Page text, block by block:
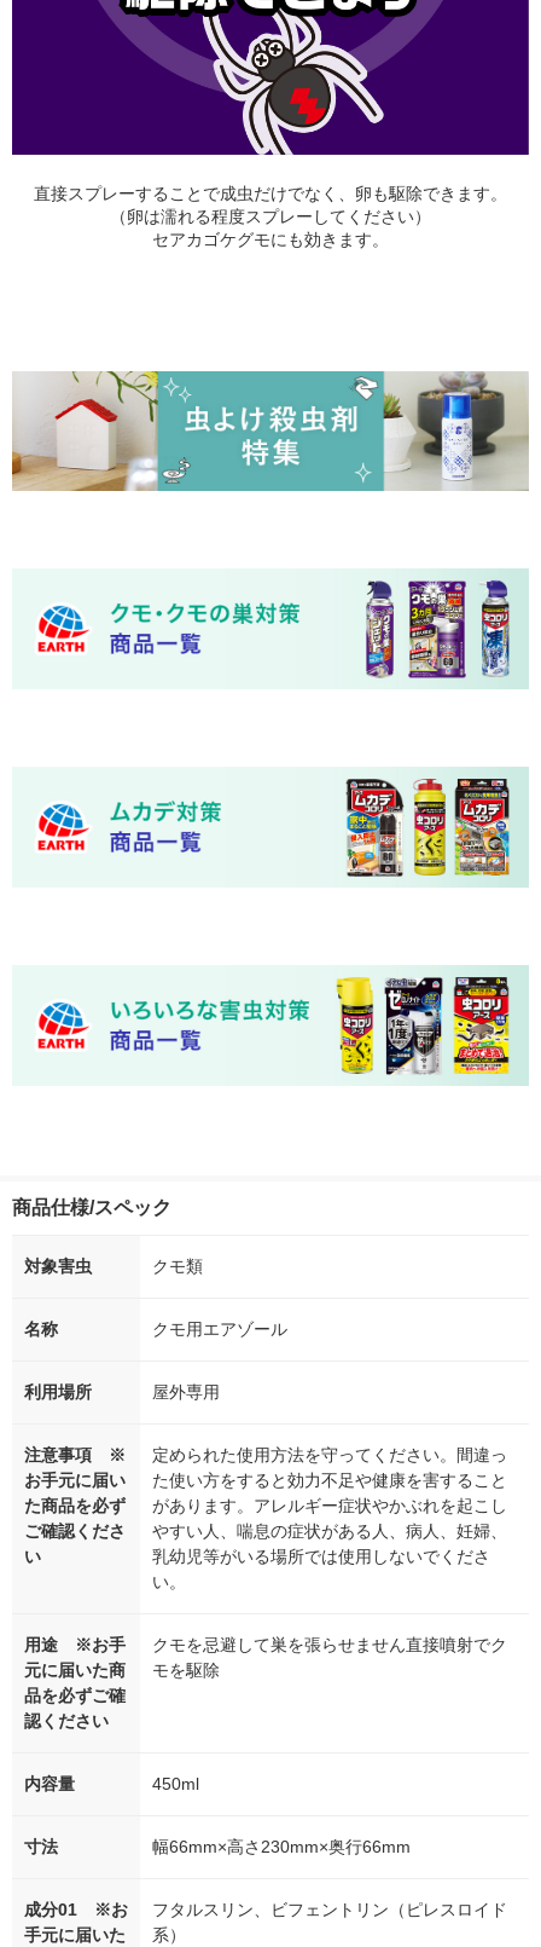
直接スプレーすることで成虫だけでなく、卵も駆除できます。
（卵は濡れる程度スプレーしてください）
セアカゴケグモにも効きます。
商品仕様/スペック
対象害虫 クモ類
名称 クモ用エアゾール
利用場所 屋外専用
注意事項 ※
お手元に届い
た商品を必ず
ご確認くださ
い
定められた使用方法を守ってください。間違っ
た使い方をすると効力不足や健康を害すること
があります。アレルギー症状やかぶれを起こし
やすい人、喘息の症状がある人、病人、妊婦、
乳幼児等がいる場所では使用しないでくださ
い。
用途 ※お手
元に届いた商
品を必ずご確
認ください
クモを忌避して巣を張らせません直接噴射でク
モを駆除
内容量 450ml
寸法 幅66mm×高さ230mm×奥行66mm
成分01 ※お
手元に届いた
フタルスリン、ビフェントリン（ピレスロイド
系）